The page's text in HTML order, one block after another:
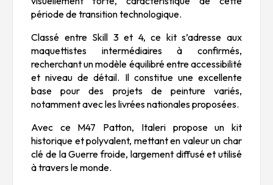
période de transition technologique.
Classé entre Skill 3 et 4, ce kit s’adresse aux
maquettistes intermédiaires à confirmés,
recherchant un modèle équilibré entre accessibilité
et niveau de détail. Il constitue une excellente
base pour des projets de peinture variés,
notamment avec les livrées nationales proposées.
Avec ce M47 Patton, Italeri propose un kit
historique et polyvalent, mettant en valeur un char
clé de la Guerre froide, largement diffusé et utilisé
à travers le monde.